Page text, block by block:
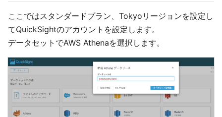
ここではスタンダードプラン、Tokyoリージョンを設定し
てQuickSightのアカウントを設定します。
データセットでAWS Athenaを選択します。